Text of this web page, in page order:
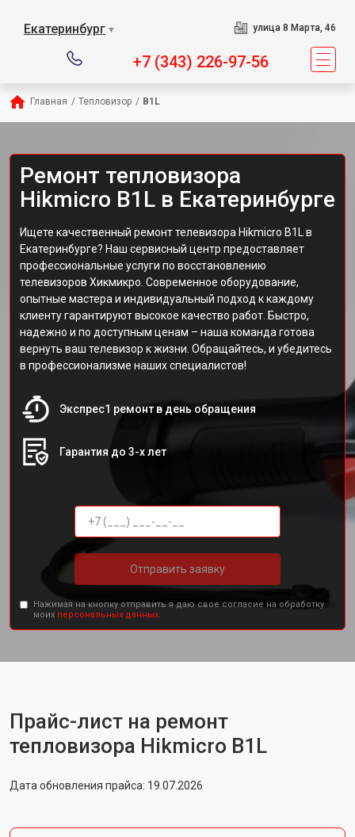
Екатеринбург ▼ улица 8 Марта, 46
+7 (343) 226-97-56
Главная / Тепловизор / B1L
Ремонт тепловизора
Hikmicro B1L в Екатеринбурге
Ищете качественный ремонт телевизора Hikmicro B1L в
Екатеринбурге? Наш сервисный центр предоставляет
профессиональные услуги по восстановлению
телевизоров Хикмикро. Современное оборудование,
опытные мастера и индивидуальный подход к каждому
клиенту гарантируют высокое качество работ. Быстро,
надежно и по доступным ценам – наша команда готова
вернуть ваш телевизор к жизни. Обращайтесь, и убедитесь
в профессионализме наших специалистов!
Экспрес1 ремонт в день обращения
Гарантия до 3-х лет
Отправить заявку
Нажимая на кнопку отправить я даю свое согласие на обработку
моих персональных данных.
Прайс-лист на ремонт
тепловизора Hikmicro B1L
Дата обновления прайса: 19.07.2026